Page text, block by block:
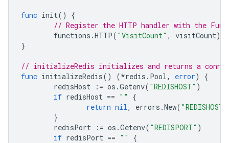
func init()
{
// Register the HTTP handler with the
functions .HTTP( "VisitCount" , visitCount)
}
// initializeRedis initializes and returns a
func initializeRedis() (*redis . Pool, error)
{
redisHost
:= os .Getenv( "REDISHOST" )
if redisHost == ""
{
return nil, errors .New(
}
redisPort
:= os .Getenv( "REDISPORT" )
if redisPort == "" {